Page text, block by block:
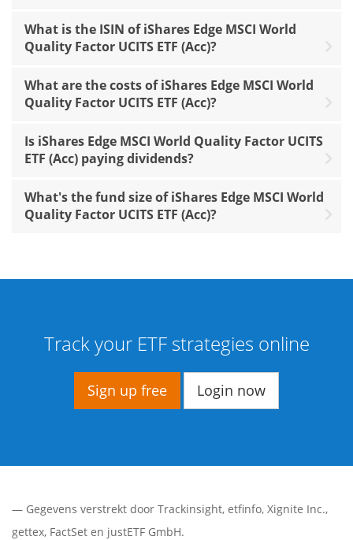
What is the ISIN of iShares Edge MSCI World
Quality Factor UCITS ETF (Acc)?
What are the costs of iShares Edge MSCI World
Quality Factor UCITS ETF (Acc)?
Is iShares Edge MSCI World Quality Factor UCITS
ETF (Acc) paying dividends?
What's the fund size of iShares Edge MSCI World
Quality Factor UCITS ETF (Acc)?
Track your ETF strategies online
Sign up free Login now
— Gegevens verstrekt door Trackinsight, etfinfo, Xignite Inc.,
gettex, FactSet en justETF GmbH.